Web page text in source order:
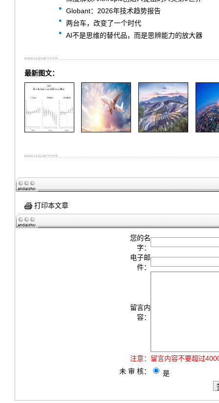
Globant：2026年技术趋势报告
两台车，改变了一个时代
AI不是思维的替代品，而是思辨能力的放大器
最新图文：
打印本文章
您的名
字：
电子邮
件：
留言内
容：
注意： 留言内容不要超过
未 审 核：
是